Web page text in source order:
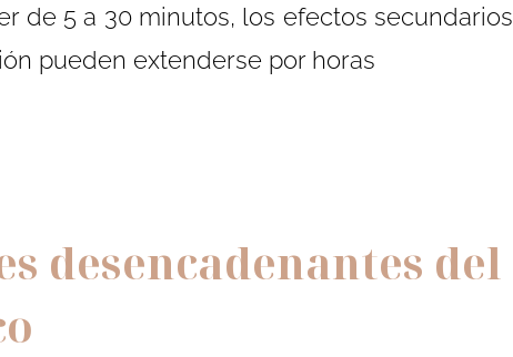
de 5 a 30 minutos, los efectos secundarios
pueden extenderse por horas
desencadenantes del